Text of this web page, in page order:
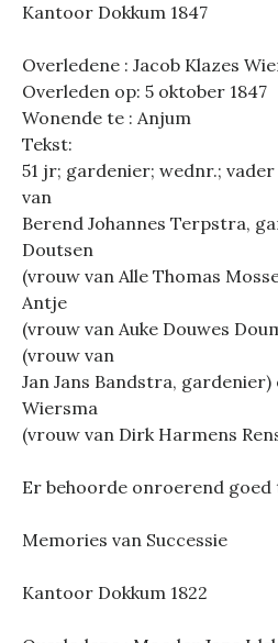
Kantoor Dokkum 1847
Overledene : Jacob Klazes
Overleden op: 5 oktober 1847
Wonende te : Anjum
Tekst:
51 jr; gardenier; wednr.;
van
Berend Johannes Terpstra,
Doutsen
(vrouw van Alle Thomas
Antje
(vrouw van Auke Douwes
(vrouw van
Jan Jans Bandstra, gardenier)
Wiersma
(vrouw van Dirk Harmens
Er behoorde onroerend goed
Memories van Successie
Kantoor Dokkum 1822